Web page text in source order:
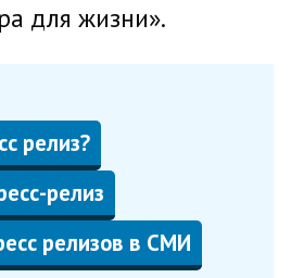
для жизни».
релиз?
релиз
релизов в СМИ